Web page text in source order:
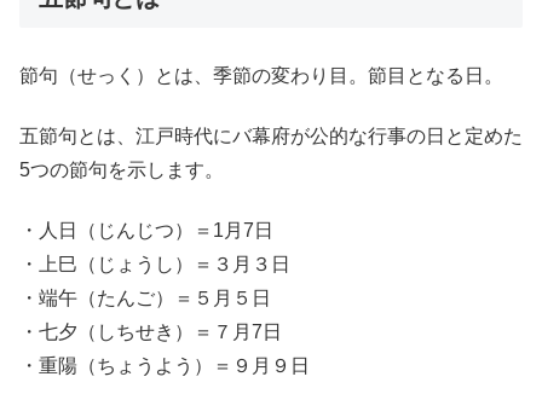
節句（せっく）とは、季節の変わり目。節目となる日。
五節句とは、江戸時代にバ幕府が公的な行事の日と定めた
5つの節句を示します。
・人日（じんじつ）＝1月7日
・上巳（じょうし）＝３月３日
・端午（たんご）＝５月５日
・七夕（しちせき）＝７月7日
・重陽（ちょうよう）＝９月９日